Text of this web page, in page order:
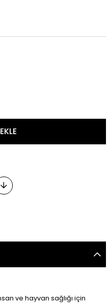
ve hayvan sağlığı için